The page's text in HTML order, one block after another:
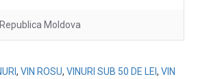
Republica Moldova
, VIN ROSU, VINURI SUB 50 DE LEI , VIN